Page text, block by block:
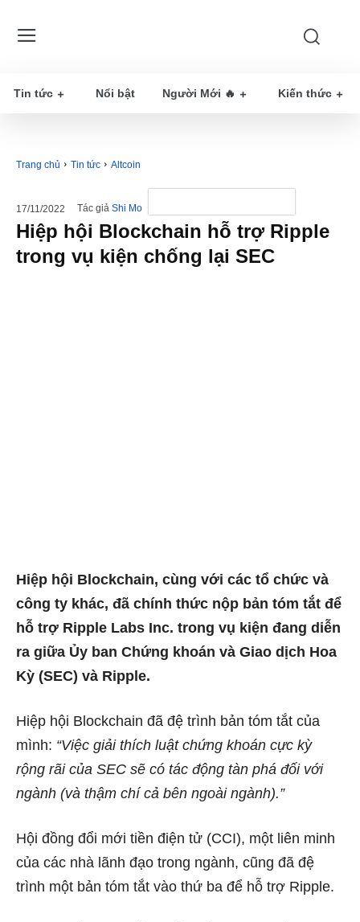
Tin tức Nổi bật Người Mới 🔥 Kiến thức
Trang chủ Tin tức Altcoin
17/11/2022 Tác giả Shi Mo
Hiệp hội Blockchain hỗ trợ Ripple
trong vụ kiện chống lại SEC
Hiệp hội Blockchain, cùng với các tổ chức và
công ty khác, đã chính thức nộp bản tóm tắt để
hỗ trợ Ripple Labs Inc. trong vụ kiện đang diễn
ra giữa Ủy ban Chứng khoán và Giao dịch Hoa
Kỳ (SEC) và Ripple.
Hiệp hội Blockchain đã đệ trình bản tóm tắt của
mình: “Việc giải thích luật chứng khoán cực kỳ
rộng rãi của SEC sẽ có tác động tàn phá đối với
ngành (và thậm chí cả bên ngoài ngành).”
Hội đồng đổi mới tiền điện tử (CCI), một liên minh
của các nhà lãnh đạo trong ngành, cũng đã đệ
trình một bản tóm tắt vào thứ ba để hỗ trợ Ripple.